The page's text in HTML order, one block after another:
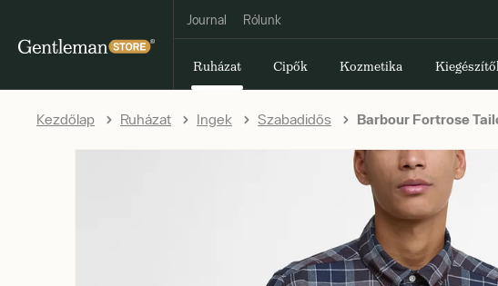
Journal Rólunk
Ruházat Cipők Kozmetika
Kezdőlap Ruházat Ingek Szabadidős Barbour Fortrose